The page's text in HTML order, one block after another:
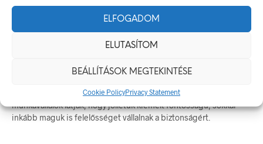
ELFOGADOM
ELUTASÍTOM
BEÁLLÍTÁSOK MEGTEKINTÉSE
Cookie PolicyPrivacy Statement
dolgozókat a biztonsági előírásokra. Ezáltal nemcsak a szabályok
biztonságtudatos munkahelyi kultúrakialakításához. Ha a
munkavállalók látják, hogy jóllétük kiemelt fontosságú, sokkal
inkább maguk is felelősséget vállalnak a biztonságért.